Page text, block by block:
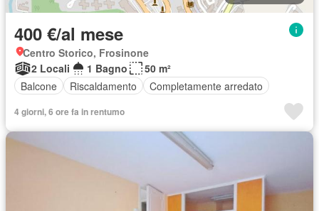
400 €/al mese
Centro Storico, Frosinone
2 Locali
1 Bagno
50 m²
Balcone
Riscaldamento Completamente arredato
4 giorni, 6 ore fa in rentumo